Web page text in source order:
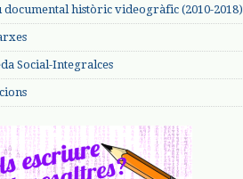
històric videogràfic (2010-2018)
Social-Integralces